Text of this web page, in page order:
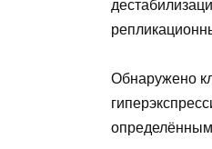
Обнаружено